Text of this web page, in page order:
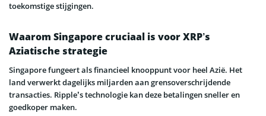
toekomstige stijgingen.
Waarom Singapore cruciaal is voor XRP’s
Aziatische strategie
Singapore fungeert als financieel knooppunt voor heel Azië. Het
land verwerkt dagelijks miljarden aan grensoverschrijdende
transacties. Ripple’s technologie kan deze betalingen sneller en
goedkoper maken.